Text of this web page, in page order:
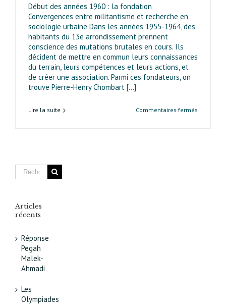
Début des années 1960 : la fondation
Convergences entre militantisme et recherche en
sociologie urbaine Dans les années 1955-1964, des
habitants du 13e arrondissement prennent
conscience des mutations brutales en cours. Ils
décident de mettre en commun leurs connaissances
du terrain, leurs compétences et leurs actions, et
de créer une association. Parmi ces fondateurs, on
trouve Pierre-Henry Chombart [...]
Lire la suite Commentaires fermés
Articles
récents
Réponse
Pegah
Malek-
Ahmadi
Les
Olympiades